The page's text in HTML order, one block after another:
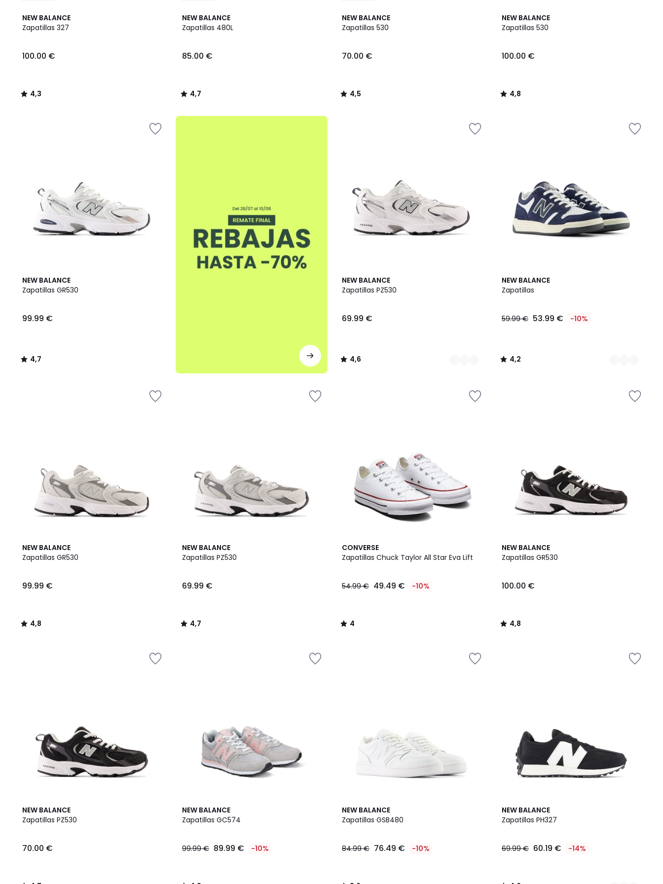
NEW BALANCE
Zapatillas 327
€.
100.00 €
4,3
/ 5
4,3
/
NEW BALANCE
Zapatillas 480L
85.00 €
4,7
/ 5
4,7
/
NEW BALANCE
Zapatillas 530
70.00 €
4,5
/ 5
4,5
/
NEW BALANCE
Zapatillas 530
100.00 €
4,8
/ 5
4,8
/
NEW BALANCE
Zapatillas GR530
99.99 €
4,7
/ 5
4,7
/
.
NEW BALANCE
Zapatillas PZ530
69.99 €
4,6
/ 5
2
Colores
4,6
/
NEW BALANCE
Zapatillas
59.99 € 53.99 € -10%
4,2
/ 5
2
Colores
4,2
/
NEW BALANCE
Zapatillas GR530
99.99 €
4,8
/ 5
4,8
/
NEW BALANCE
Zapatillas PZ530
69.99 €
4,7
/ 5
4,7
/
CONVERSE
Zapatillas Chuck Taylor All Star Eva Lift
54.99 € 49.49 € -10%
4
/
4
/
NEW BALANCE
Zapatillas GR530
100.00 €
4,8
/ 5
4,8
/
NEW BALANCE
Zapatillas PZ530
70.00 €
4,7
/ 5
NEW BALANCE
Zapatillas GC574
99.99 € 89.99 € -10%
4,3
/ 5
NEW BALANCE
Zapatillas GSB480
84.99 € 76.49 € -10%
3,9
/ 5
NEW BALANCE
Zapatillas PH327
69.99 € 60.19 € -14%
4,2
/ 5
2
Colores